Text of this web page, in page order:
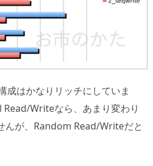
成はかなりリッチにしていま
Writeなら、あまり変わり
んが、Random Read/Writeだと